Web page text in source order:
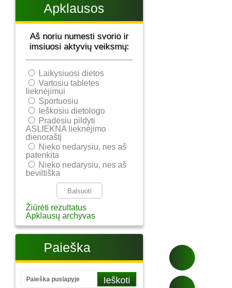
Apklausos
Aš noriu numesti svorio ir
imsiuosi aktyvių veiksmų:
Laikysiuosi dietos
Vartosiu tabletes
lieknėjimui
Sportuosiu
Ieškosiu dietologo
Pradėsiu pildyti
ASLIEKNA lieknėjimo
dienoraštį
Nieko nedarysiu, nes aš
patenkita
Nieko nedarysiu, nes aš
beviltiška
Žiūrėti rezultatus
Apklausų archyvas
Paieška